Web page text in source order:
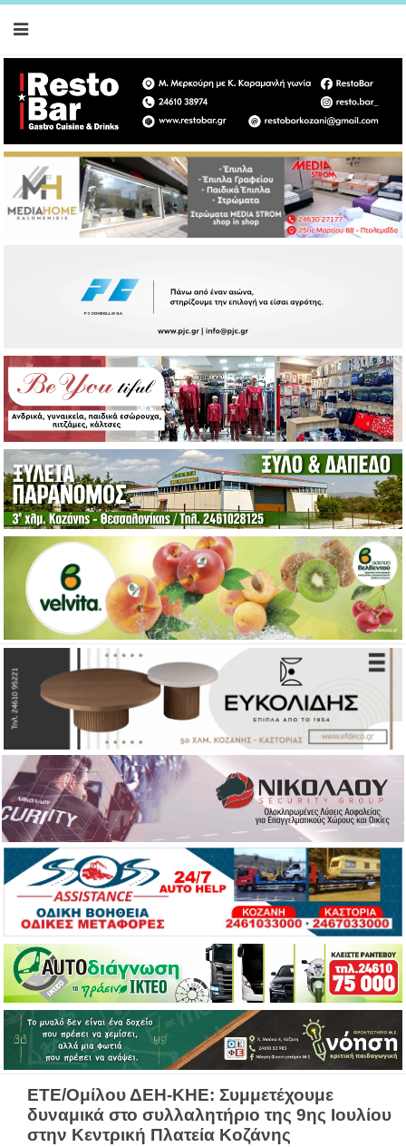
ΕΤΕ/Ομίλου ΔΕΗ-ΚΗΕ: Συμμετέχουμε
δυναμικά στο συλλαλητήριο της 9ης Ιουλίου
στην Κεντρική Πλατεία Κοζάνης